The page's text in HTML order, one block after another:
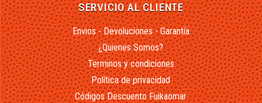
SERVICIO AL CLIENTE
Envios - Devoluciones - Garantía
¿Quienes Somos?
Terminos y condiciones
Política de privacidad
Códigos Descuento Fuikaomar